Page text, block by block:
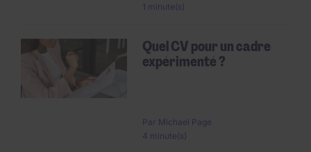
1 minute(s)
Quel CV pour un cadre
expérimenté ?
Par Michael Page
4 minute(s)